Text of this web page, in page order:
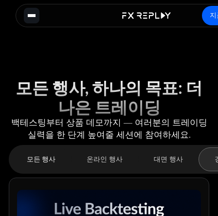
모든 행사, 하나의 목표: 더
나은 트레이딩
백테스팅부터 상품 데모까지 — 여러분의 트레이딩
실력을 한 단계 높여줄 세션에 참여하세요.
모든 행사 온라인 행사 대면 행사